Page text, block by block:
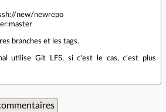
new/newrepo
branches et les tags.
utilise Git LFS, si c'est le cas, c'est plus